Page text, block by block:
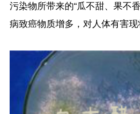
污染物所带来的“瓜不甜、果不
病致癌物质增多，对人体有害现